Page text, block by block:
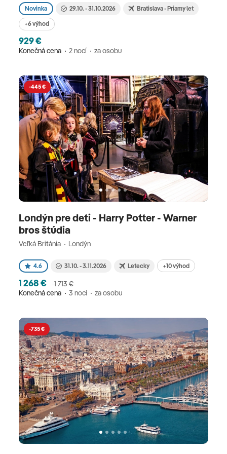
Novinka 29.10. - 31.10.2026 Bratislava - Priamy let
+6 výhod
929 €
Konečná cena 2 nocí za osobu
-445 €
Londýn pre deti - Harry Potter - Warner
bros štúdia
Veľká Británia Londýn
4.6 31.10. - 3.11.2026 Letecky +10 výhod
1 268 €
1 713 €
Konečná cena
3 nocí za osobu
-735 €